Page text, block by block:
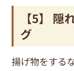
【5】 隠
グ
揚げ物をする